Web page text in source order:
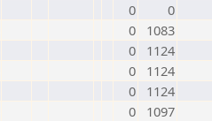
0
0
0
1083
0
1124
0
1124
0
1124
0
1097